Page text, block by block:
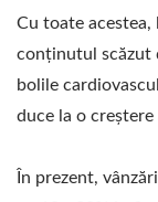
DE
Cu toate acestea,
conținutul scăzut
bolile
duce la o
În prezent,